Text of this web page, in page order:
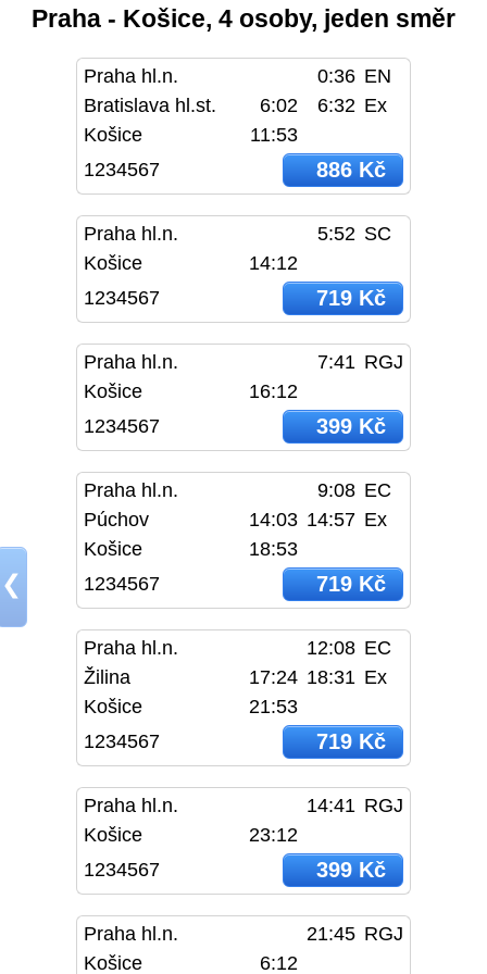
❮
Praha - Košice, 4 osoby, jeden směr
Praha hl.n. 0:36 EN
Bratislava hl.st.
6:02 6:32 Ex
Košice
11:53
1234567
886 Kč
Praha hl.n. 5:52 SC
Košice
14:12
1234567
719 Kč
Praha hl.n. 7:41 RGJ
Košice
16:12
1234567
399 Kč
Praha hl.n. 9:08 EC
Púchov
14:03 14:57 Ex
Košice
18:53
1234567
719 Kč
Praha hl.n. 12:08 EC
Žilina
17:24 18:31 Ex
Košice
21:53
1234567
719 Kč
Praha hl.n. 14:41 RGJ
Košice
23:12
1234567
399 Kč
Praha hl.n. 21:45 RGJ
Košice
6:12